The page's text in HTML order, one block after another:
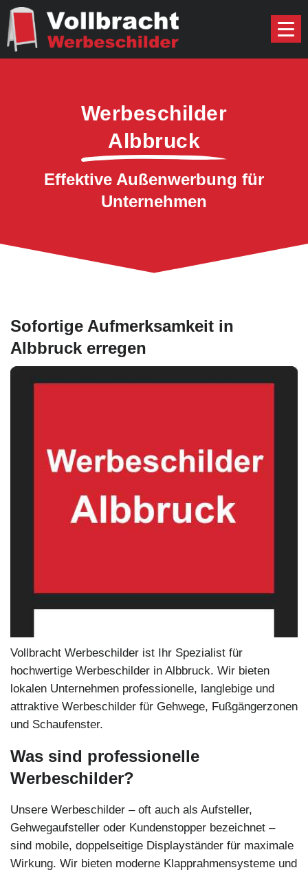
Werbeschilder
Albbruck
Effektive Außenwerbung für
Unternehmen
Sofortige Aufmerksamkeit in
Albbruck erregen
Vollbracht Werbeschilder ist Ihr Spezialist für
hochwertige Werbeschilder in Albbruck. Wir bieten
lokalen Unternehmen professionelle, langlebige und
attraktive Werbeschilder für Gehwege, Fußgängerzonen
und Schaufenster.
Was sind professionelle
Werbeschilder?
Unsere Werbeschilder – oft auch als Aufsteller,
Gehwegaufsteller oder Kundenstopper bezeichnet –
sind mobile, doppelseitige Displayständer für maximale
Wirkung. Wir bieten moderne Klapprahmensysteme und